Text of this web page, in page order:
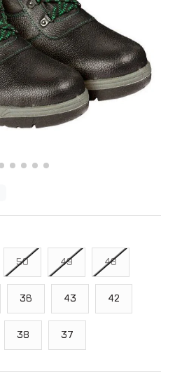
50 49 48
36 43 42
38 37